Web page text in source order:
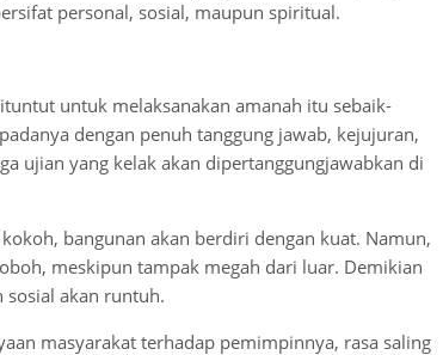
personal, sosial, maupun spiritual.
untuk melaksanakan amanah itu sebaik-
dengan penuh tanggung jawab, kejujuran,
ujian yang kelak akan dipertanggungjawabkan di
bangunan akan berdiri dengan kuat. Namun,
meskipun tampak megah dari luar. Demikian
sosial akan runtuh.
masyarakat terhadap pemimpinnya, rasa saling